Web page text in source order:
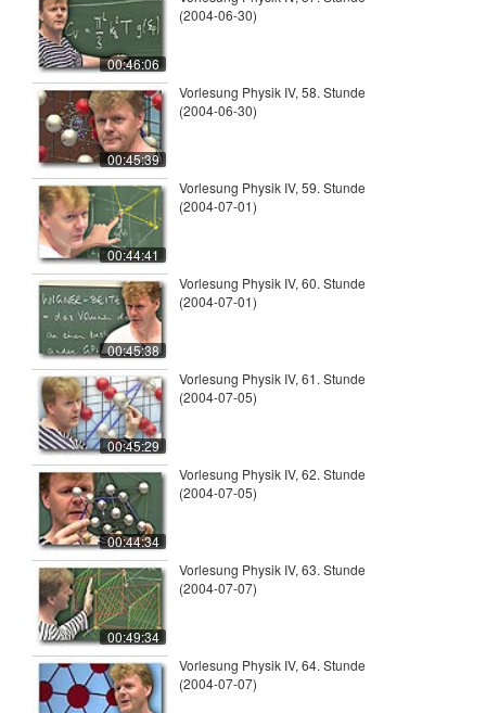
00:46:06
(2004-06-30)
00:45:39
Vorlesung Physik IV, 58. Stunde
(2004-06-30)
00:44:41
Vorlesung Physik IV, 59. Stunde
(2004-07-01)
00:45:38
Vorlesung Physik IV, 60. Stunde
(2004-07-01)
00:45:29
Vorlesung Physik IV, 61. Stunde
(2004-07-05)
00:44:34
Vorlesung Physik IV, 62. Stunde
(2004-07-05)
00:49:34
Vorlesung Physik IV, 63. Stunde
(2004-07-07)
Vorlesung Physik IV, 64. Stunde
(2004-07-07)